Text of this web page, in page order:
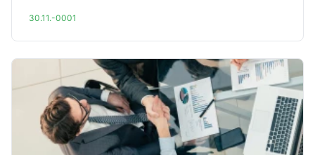
30.11.-0001